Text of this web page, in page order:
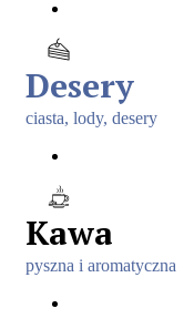
Desery
ciasta, lody, desery
Kawa
pyszna i aromatyczna